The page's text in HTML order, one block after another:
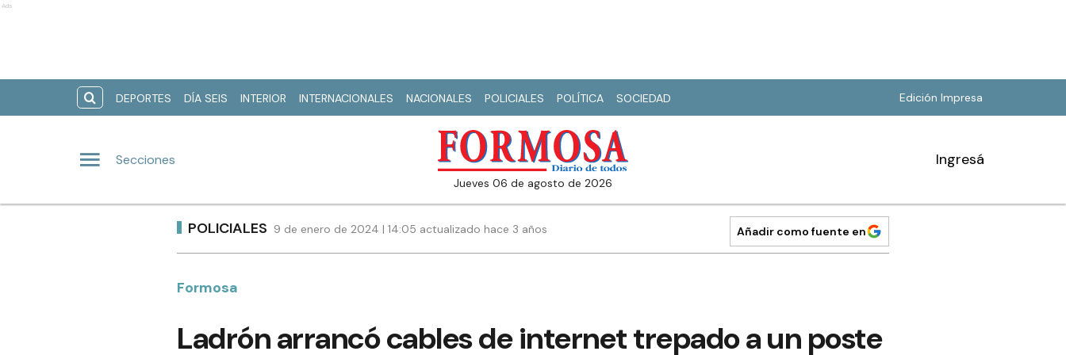
Ads
DEPORTES DÍA SEIS INTERIOR INTERNACIONALES NACIONALES POLICIALES POLÍTICA SOCIEDAD Edición Impresa
Secciones
jueves 06 de agosto de 2026
Ingresá
POLICIALES 9 de enero de 2024 | 14:05 actualizado hace 3 años Añadir como fuente en
Formosa
Ladrón arrancó cables de internet trepado a un poste